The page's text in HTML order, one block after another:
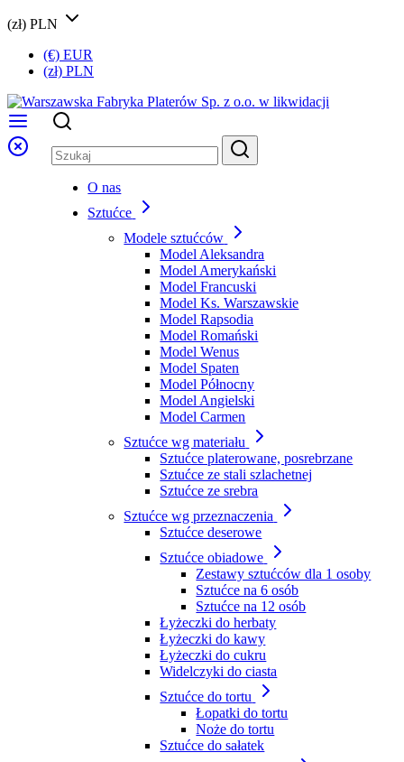
(zł) PLN
(€) EUR
(zł) PLN
O nas
Sztućce
Modele sztućców
Model Aleksandra
Model Amerykański
Model Francuski
Model Ks. Warszawskie
Model Rapsodia
Model Romański
Model Wenus
Model Spaten
Model Północny
Model Angielski
Model Carmen
Sztućce wg materiału
Sztućce platerowane, posrebrzane
Sztućce ze stali szlachetnej
Sztućce ze srebra
Sztućce wg przeznaczenia
Sztućce deserowe
Sztućce obiadowe
Zestawy sztućców dla 1 osoby
Sztućce na 6 osób
Sztućce na 12 osób
Łyżeczki do herbaty
Łyżeczki do kawy
Łyżeczki do cukru
Widelczyki do ciasta
Sztućce do tortu
Łopatki do tortu
Noże do tortu
Sztućce do sałatek